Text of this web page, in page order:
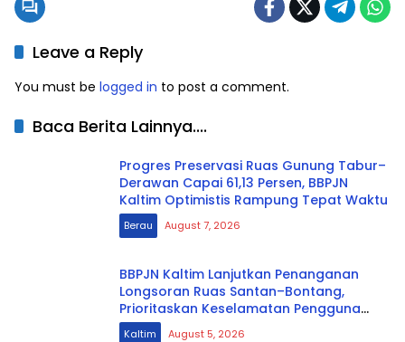
Leave a Reply
You must be logged in to post a comment.
Baca Berita Lainnya....
Progres Preservasi Ruas Gunung Tabur–
Derawan Capai 61,13 Persen, BBPJN
Kaltim Optimistis Rampung Tepat Waktu
Berau August 7, 2026
BBPJN Kaltim Lanjutkan Penanganan
Longsoran Ruas Santan–Bontang,
Prioritaskan Keselamatan Pengguna
Jalan
Kaltim August 5, 2026